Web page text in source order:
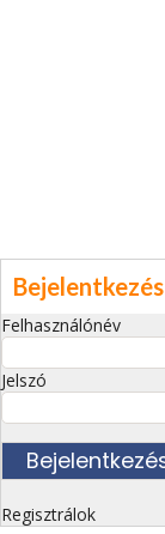
Bejelentkezés
Felhasználónév
Jelszó
Regisztrálok